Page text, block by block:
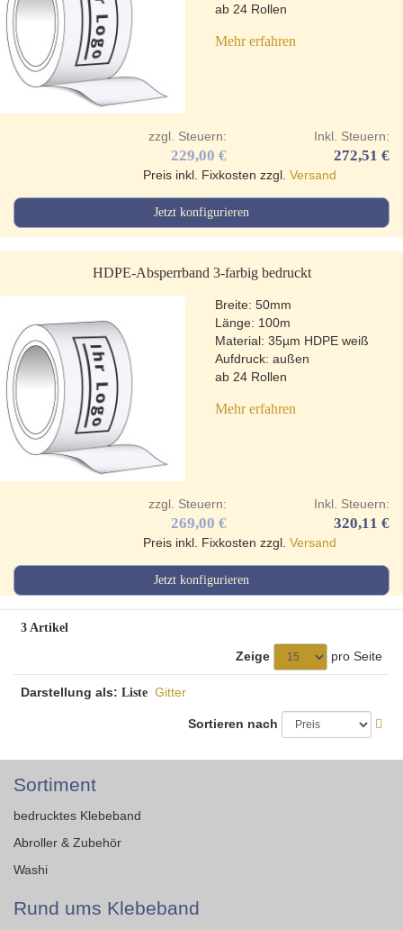
ab 24 Rollen
Mehr erfahren
zzgl. Steuern:
229,00 €
Inkl. Steuern:
272,51 €
Preis inkl. Fixkosten zzgl. Versand
Jetzt konfigurieren
HDPE-Absperrband 3-farbig bedruckt
Breite: 50mm
Länge: 100m
Material: 35µm HDPE weiß
Aufdruck: außen
ab 24 Rollen
Mehr erfahren
zzgl. Steuern:
269,00 €
Inkl. Steuern:
320,11 €
Preis inkl. Fixkosten zzgl. Versand
Jetzt konfigurieren
3 Artikel
Zeige pro Seite
Darstellung als: Liste Gitter
Sortieren nach
Sortiment
bedrucktes Klebeband
Abroller & Zubehör
Washi
Rund ums Klebeband